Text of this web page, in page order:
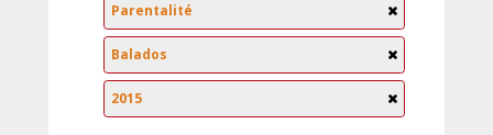
Parentalité
Balados
2015